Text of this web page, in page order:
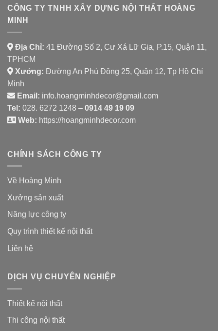
CÔNG TY TNHH XÂY DỰNG NỘI THẤT HOÀNG
MINH
Địa Chỉ: 41 Đường Số 2, Cư Xá Lữ Gia, P.15, Quận 11,
TPHCM
Xưởng: Đường An Phú Đông 25, Quận 12, Tp Hồ Chí
Minh
Email: info.hoangminhdecor@gmail.com
Tel: 028. 6272 1248 – 0914 49 19 09
Web: https://hoangminhdecor.com
CHÍNH SÁCH CÔNG TY
Về Hoàng Minh
Xưởng sản xuất
Năng lực công ty
Quy trình thiết kế nội thất
Liên hệ
DỊCH VỤ CHUYÊN NGHIỆP
Thiết kế nội thất
Thi công nội thất